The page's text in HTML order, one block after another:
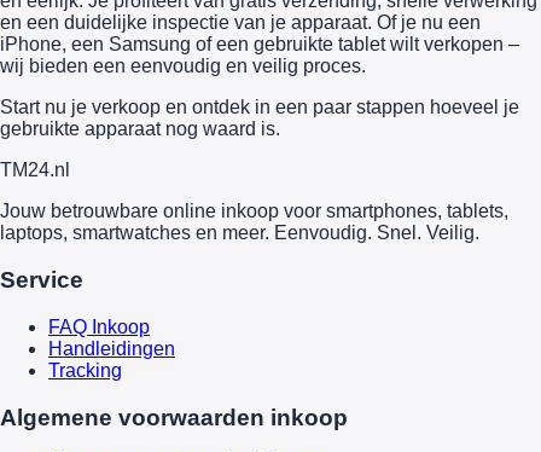
en een duidelijke inspectie van je apparaat. Of je nu een
iPhone, een Samsung of een gebruikte tablet wilt verkopen –
wij bieden een eenvoudig en veilig proces.
Start nu je verkoop en ontdek in een paar stappen hoeveel je
gebruikte apparaat nog waard is.
TM24.nl
Jouw betrouwbare online inkoop voor smartphones, tablets,
laptops, smartwatches en meer. Eenvoudig. Snel. Veilig.
Service
FAQ Inkoop
Handleidingen
Tracking
Algemene voorwaarden inkoop